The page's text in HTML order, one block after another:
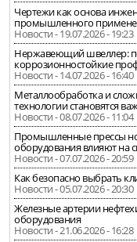
Чертежи как основа
промышленного
Новости - 19.07.2026 - 19:23
Нержавеющий швеллер:
коррозионностойкие
Новости - 14.07.2026 - 16:40
Металлообработка и
технологии становятся
Новости - 08.07.2026 - 11:04
Промышленные прессы
оборудования влияют на
Новости - 07.07.2026 - 20:59
Как безопасно выбрать
Новости - 05.07.2026 - 20:30
Железные артерии
оборудования
Новости - 21.06.2026 - 16:28